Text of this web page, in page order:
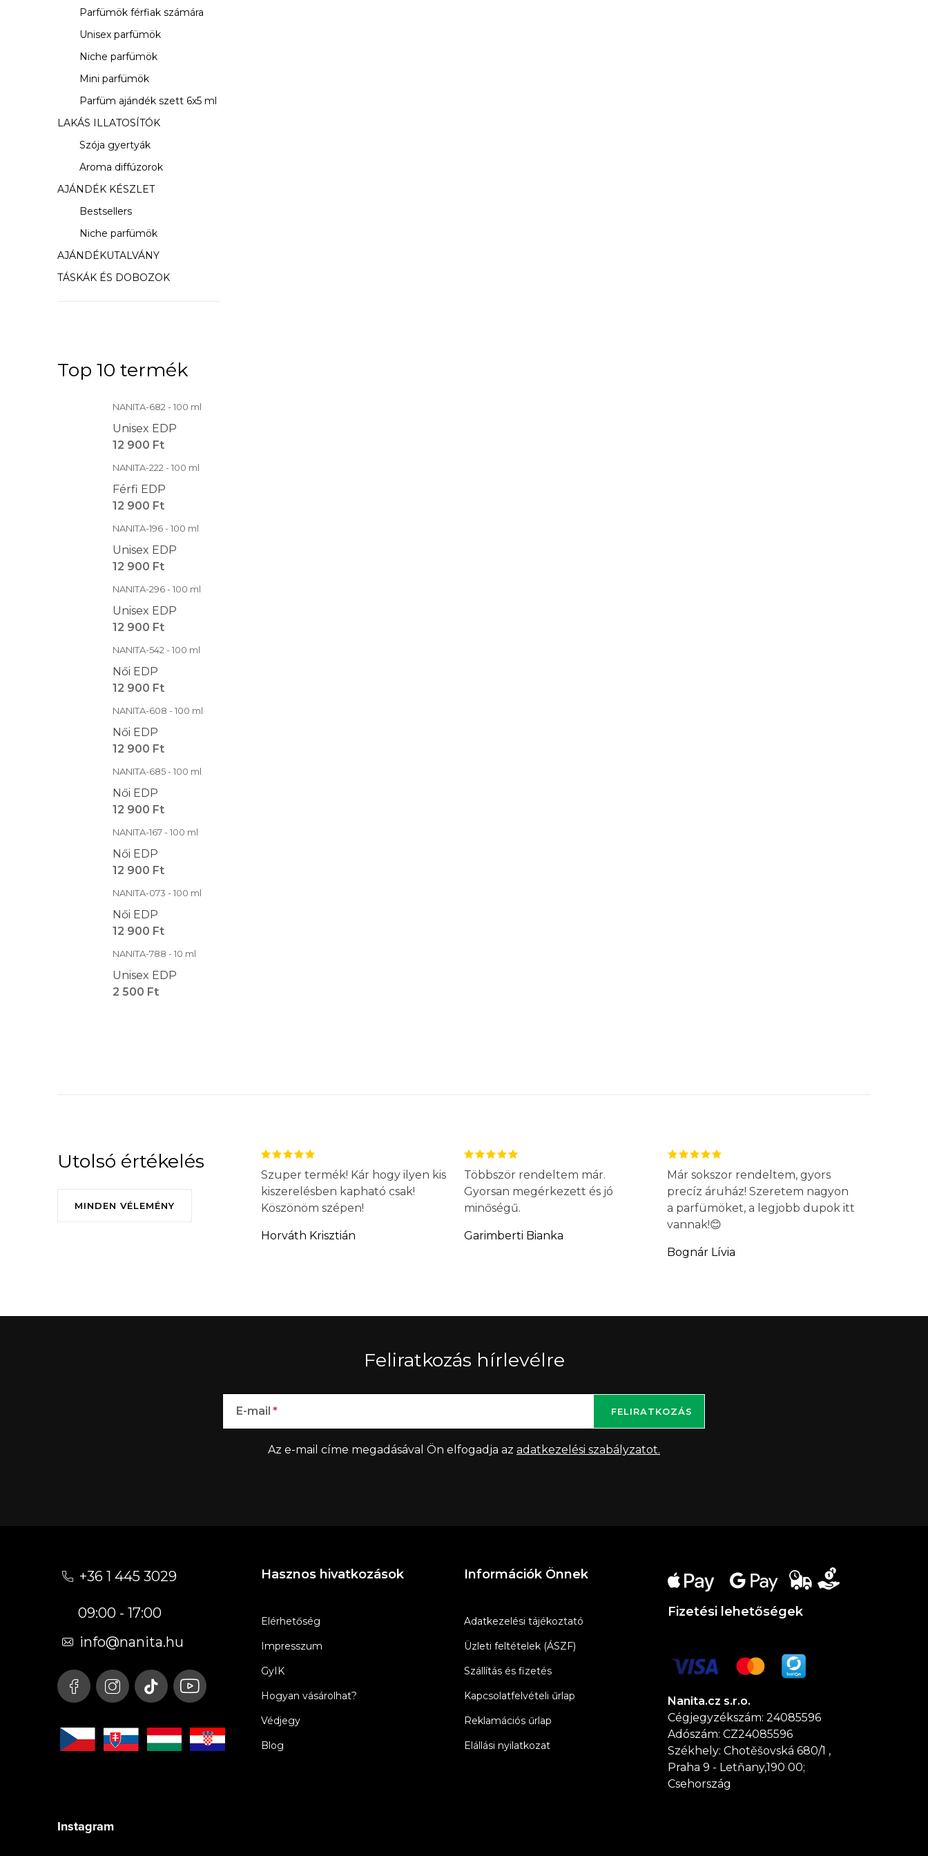
n
Parfümök férfiak számára
Unisex parfümök
Niche parfümök
Mini parfümök
Parfüm ajándék szett 6x5 ml
LAKÁS ILLATOSÍTÓK
Szója gyertyák
Aroma diffúzorok
AJÁNDÉK KÉSZLET
Bestsellers
Niche parfümök
AJÁNDÉKUTALVÁNY
TÁSKÁK ÉS DOBOZOK
Top 10 termék
NANITA-682 - 100 ml
Unisex EDP
12 900 Ft
NANITA-222 - 100 ml
Férfi EDP
12 900 Ft
NANITA-196 - 100 ml
Unisex EDP
12 900 Ft
NANITA-296 - 100 ml
Unisex EDP
12 900 Ft
NANITA-542 - 100 ml
Női EDP
12 900 Ft
NANITA-608 - 100 ml
Női EDP
12 900 Ft
NANITA-685 - 100 ml
Női EDP
12 900 Ft
NANITA-167 - 100 ml
Női EDP
12 900 Ft
NANITA-073 - 100 ml
Női EDP
12 900 Ft
NANITA-788 - 10 ml
Unisex EDP
2 500 Ft
Utolsó értékelés
MINDEN VÉLEMÉNY
Szuper termék! Kár hogy ilyen kis
kiszerelésben kapható csak!
Köszönöm szépen!
Horváth Krisztián
Többször rendeltem már.
Gyorsan megérkezett és jó
minőségű.
Garimberti Bianka
Már sokszor rendeltem, gyors
precíz áruház! Szeretem nagyon
a parfümöket, a legjobb dupok itt
vannak!😊
Bognár Lívia
Feliratkozás hírlevélre
E-mail
Az e-mail címe megadásával Ön elfogadja az adatkezelési szabályzatot.
FELIRATKOZÁS
+36 1 445 3029
09:00 - 17:00
info@nanita.hu
Hasznos hivatkozások
Elérhetőség
Impresszum
GyIK
Hogyan vásárolhat?
Védjegy
Blog
Információk Önnek
Adatkezelési tájékoztató
Üzleti feltételek (ÁSZF)
Szállítás és fizetés
Kapcsolatfelvételi űrlap
Reklamációs űrlap
Elállási nyilatkozat
Fizetési lehetőségek
Nanita.cz s.r.o.
Cégjegyzékszám: 24085596
Adószám: CZ24085596
Székhely: Chotěšovská 680/1 ,
Praha 9 - Letňany,190 00;
Csehország
Instagram